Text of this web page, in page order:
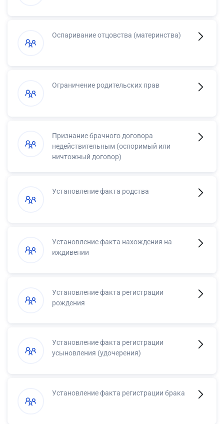
Оспаривание отцовства (материнства)
Ограничение родительских прав
Признание брачного договора
недействительным (оспоримый или
ничтожный договор)
Установление факта родства
Установление факта нахождения на
иждивении
Установление факта регистрации
рождения
Установление факта регистрации
усыновления (удочерения)
Установление факта регистрации брака